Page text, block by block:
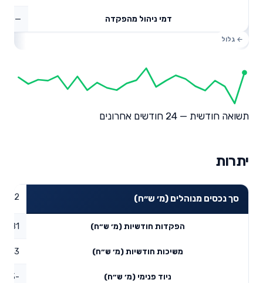
דמי ניהול מהפקדה —
תשואה חודשית — 24 חודשים אחרונים
יתרות
סך נכסים מנוהלים (מ׳ ש״ח)
הפקדות חודשיות (מ׳ ש״ח) 10.81
משיכות חודשיות (מ׳ ש״ח)
ניוד פנימי (מ׳ ש״ח) -94.93